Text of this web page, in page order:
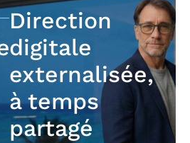
Direction
digitale
externalisée,
à temps
partagé